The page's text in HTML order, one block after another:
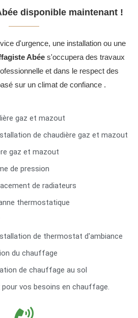
disponible maintenant !
d'urgence, une installation ou une
Abées'occupera des travaux
et dans le respect des
sur un climat de confiance .
gaz et mazout
de chaudière gaz et mazout
gaz et mazout
de pression
de radiateurs
thermostatique
de thermostat d'ambiance
du chauffage
de chauffage au sol
vos besoins en chauffage.